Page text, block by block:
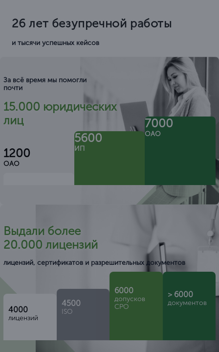
26 лет безупречной работы
и тысячи успешных кейсов
За всё время мы помогли
почти
15.000 юридических
лиц
1200
ОАО
5600
ИП
7000
ОАО
Выдали более
20.000 лицензий
лицензий, сертификатов и разрешительных документов
4000
лицензий
4500
ISO
6000
допусков
СРО
> 6000
документов